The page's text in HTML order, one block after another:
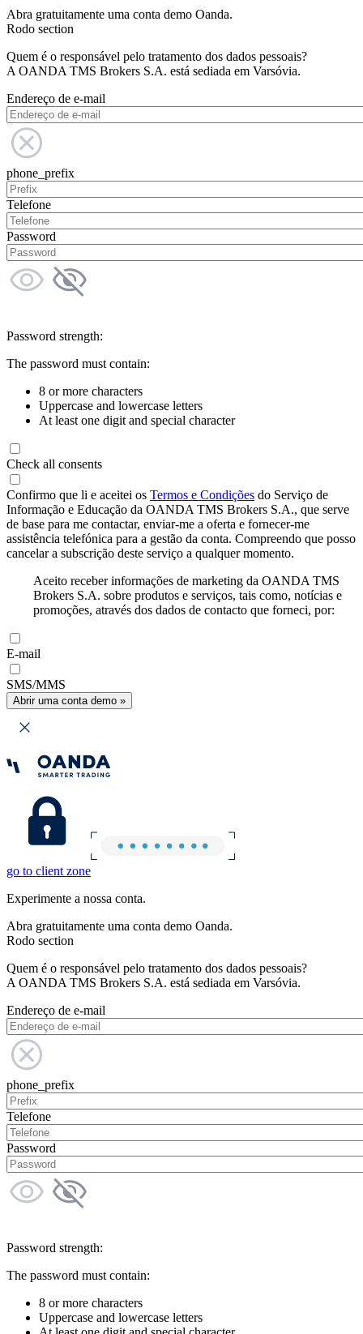
Abra gratuitamente uma conta demo Oanda.
Rodo section
Quem é o responsável pelo tratamento dos dados pessoais?
A OANDA TMS Brokers S.A. está sediada em Varsóvia.
Endereço de e-mail
phone_prefix
Telefone
Password
Password strength:
The password must contain:
8 or more characters
Uppercase and lowercase letters
At least one digit and special character
Check all consents
Confirmo que li e aceitei os Termos e Condições do Serviço de
Informação e Educação da OANDA TMS Brokers S.A., que serve
de base para me contactar, enviar-me a oferta e fornecer-me
assistência telefónica para a gestão da conta. Compreendo que posso
cancelar a subscrição deste serviço a qualquer momento.
Aceito receber informações de marketing da OANDA TMS
Brokers S.A. sobre produtos e serviços, tais como, notícias e
promoções, através dos dados de contacto que forneci, por:
E-mail
SMS/MMS
Abrir uma conta demo »
go to client zone
Experimente a nossa conta.
Abra gratuitamente uma conta demo Oanda.
Rodo section
Quem é o responsável pelo tratamento dos dados pessoais?
A OANDA TMS Brokers S.A. está sediada em Varsóvia.
Endereço de e-mail
phone_prefix
Telefone
Password
Password strength:
The password must contain:
8 or more characters
Uppercase and lowercase letters